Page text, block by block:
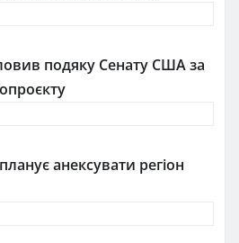
подяку Сенату США за
анексувати регіон